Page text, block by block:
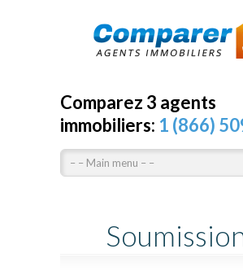
Comparez 3 agents
immobiliers: 1 (866)